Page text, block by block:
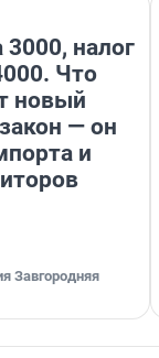
налог
Что
новый
— он
и
Завгородняя